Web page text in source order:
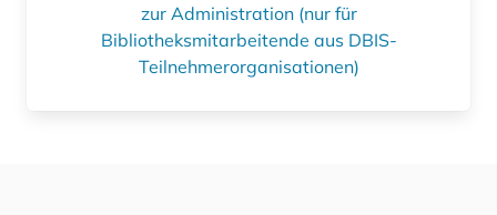
zur Administration (nur für
Bibliotheksmitarbeitende aus DBIS-
Teilnehmerorganisationen)